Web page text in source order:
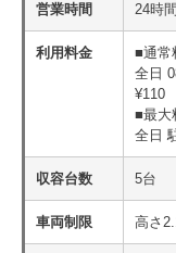
営業時間 24時
利用料金
■通常
全日
¥110
■最大
全日
収容台数 5台
車両制限 高さ